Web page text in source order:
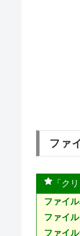
ファ
「ク
ファイ
ファイ
ファイ